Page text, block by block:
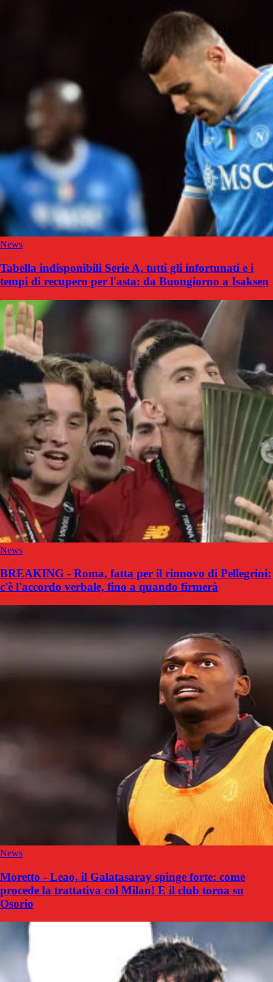
News
Tabella indisponibili Serie A, tutti gli infortunati e i
tempi di recupero per l'asta: da Buongiorno a Isaksen
News
BREAKING - Roma, fatta per il rinnovo di Pellegrini:
c'è l'accordo verbale, fino a quando firmerà
News
Moretto - Leao, il Galatasaray spinge forte: come
procede la trattativa col Milan! E il club torna su
Osorio